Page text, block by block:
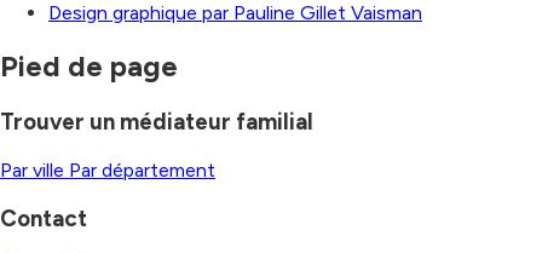
Design graphique par Pauline Gillet Vaisman
Pied de page
Trouver un médiateur familial
Par ville Par département
Contact